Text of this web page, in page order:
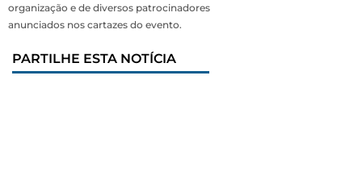
organização e de diversos patrocinadores
anunciados nos cartazes do evento.
PARTILHE ESTA NOTÍCIA